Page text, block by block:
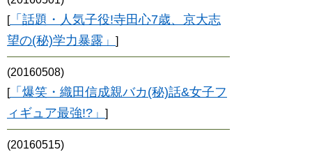
[「話題・人気子役!寺田心7歳、京大志
望の(秘)学力暴露」 ]
(20160508)
[「爆笑・織田信成親バカ(秘)話&女子フ
ィギュア最強!?」 ]
(20160515)